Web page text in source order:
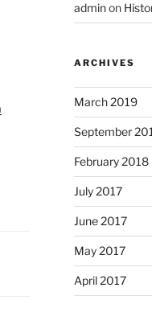
adminon
ARCHIVES
March 2019
September
February 2018
July 2017
June 2017
May 2017
April 2017